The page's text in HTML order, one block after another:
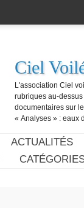
Ciel
L'association Ciel
rubriques au-
documentaires sur
« Analyses » : eaux
ACTUALITÉS